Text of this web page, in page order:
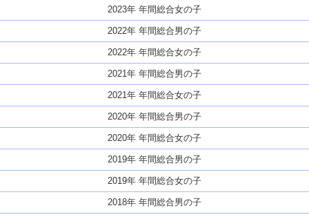
2023年 年間総合女の子
2022年 年間総合男の子
2022年 年間総合女の子
2021年 年間総合男の子
2021年 年間総合女の子
2020年 年間総合男の子
2020年 年間総合女の子
2019年 年間総合男の子
2019年 年間総合女の子
2018年 年間総合男の子